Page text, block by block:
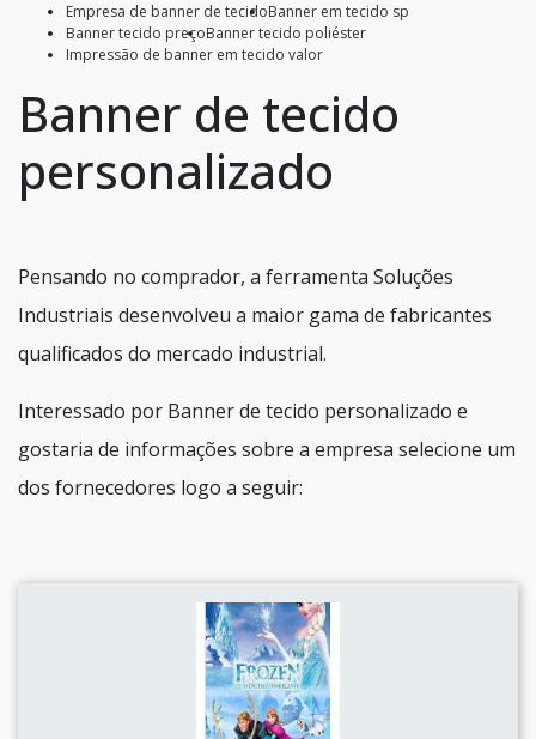
Empresa de banner de tecidoBanner em tecido sp
Banner tecido preçoBanner tecido poliéster
Impressão de banner em tecido valor
Banner de tecido
personalizado
Pensando no comprador, a ferramenta Soluções
Industriais desenvolveu a maior gama de fabricantes
qualificados do mercado industrial.
Interessado por Banner de tecido personalizado e
gostaria de informações sobre a empresa selecione um
dos fornecedores logo a seguir: